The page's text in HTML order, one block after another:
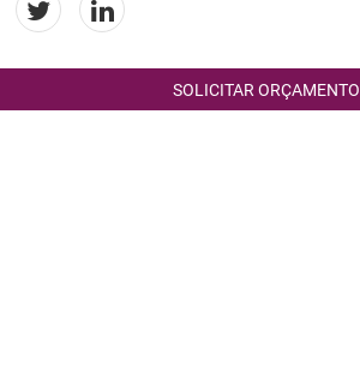
SOLICITAR ORÇAMENTO